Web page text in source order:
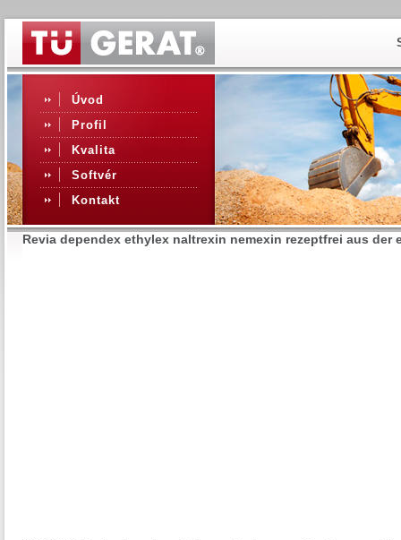
Úvod
Profil
Kvalita
Softvér
Kontakt
Revia dependex ethylex naltrexin nemexin rezeptfrei aus der